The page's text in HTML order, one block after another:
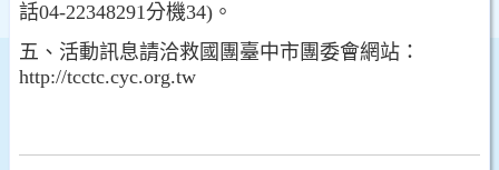
話04-22348291分機34)。
五、活動訊息請洽救國團臺中市團委會網站：
http://tcctc.cyc.org.tw